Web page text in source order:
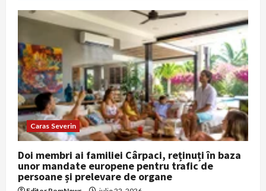
g
a
t
i
o
n Caras Severin
Doi membri ai familiei Cârpaci, reținuți în baza
unor mandate europene pentru trafic de
persoane și prelevare de organe